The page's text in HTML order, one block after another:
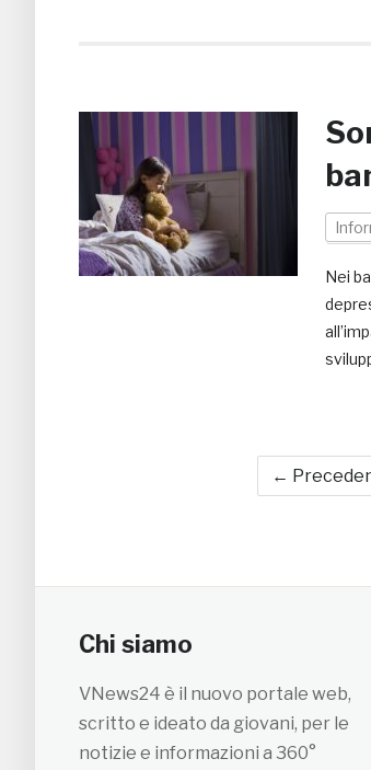
Nei
←
Chi siamo
VNews24 è il nuovo portale web,
scritto e ideato da giovani, per le
notizie e informazioni a 360°